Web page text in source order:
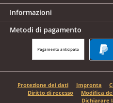
Informazioni
Metodi di pagamento
Pagamento anticipato
Protezione dei dati Impronta
Diritto di recesso
Modifica
Dichiarare